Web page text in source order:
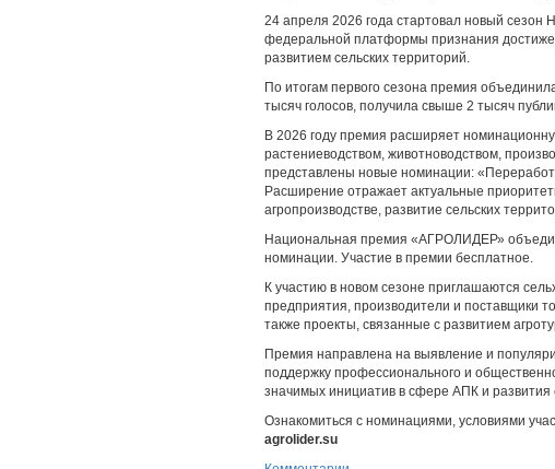
24 апреля 2026 года стартовал новый
федеральной платформы признания
развитием сельских территорий.
По итогам первого сезона премия
тысяч голосов, получила свыше 2 тысяч
В 2026 году премия расширяет
растениеводством, животноводством,
представлены новые номинации:
Расширение отражает актуальные
агропроизводстве, развитие сельских
Национальная премия «АГРОЛИДЕР»
номинации. Участие в премии бесплатное.
К участию в новом сезоне приглашаются
предприятия, производители и поставщики
также проекты, связанные с развитием
Премия направлена на выявление и
поддержку профессионального и
значимых инициатив в сфере АПК и развития
Ознакомиться с номинациями, условиями
agrolider.su